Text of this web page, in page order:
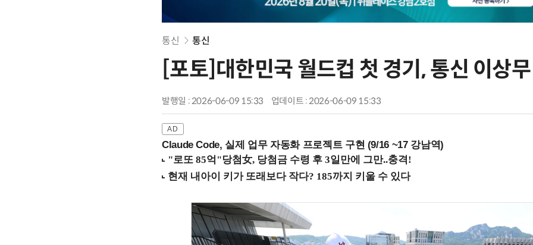
통신 통신
[포토]대한민국 월드컵 첫 경기, 통신 이상무
발행일 : 2026-06-09 15:33 업데이트 : 2026-06-09 15:33
Claude Code, 실제 업무 자동화 프로젝트 구현 (9/16 ~17 강남역)